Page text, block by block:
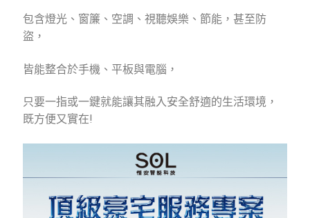
包含燈光、窗簾、空調、視聽娛樂、節能，甚至防
盜，
皆能整合於手機、平板與電腦，
只要一指或一鍵就能讓其融入安全舒適的生活環境，
既方便又實在!